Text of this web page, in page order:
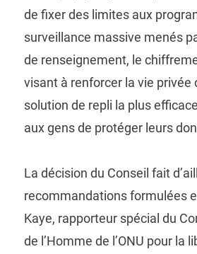
de fixer des limites aux
surveillance massive menés
de renseignement, le
visant à renforcer la vie privée
solution de repli la plus
aux gens de protéger leurs
La décision du Conseil fait
recommandations formulées
Kaye, rapporteur spécial du
de l’Homme de l’ONU pour la